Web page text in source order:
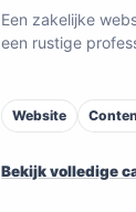
Een zakelijke
een rustige
Website
Bekijk volledige